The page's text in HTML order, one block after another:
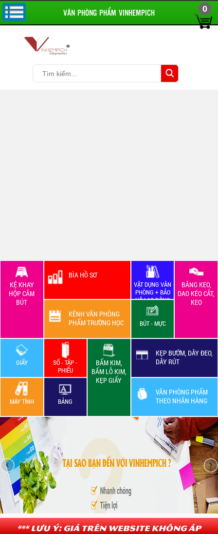
VĂN PHÒNG PHẨM VINHEMPICH
KỆ KHAY
HỘP CẮM
BÚT
BÌA HỒ SƠ
VẬT DỤNG VĂN
PHÒNG + BẢO
HỘ LAO ĐỘNG
BĂNG KEO,
DAO KÉO CẮT,
KEO
KÊNH VĂN PHÒNG
PHẨM TRƯỜNG HỌC
BÚT - MỰC
GIẤY
SỔ - TẬP -
PHIẾU
BẤM KIM,
BẤM LỖ KIM,
KẸP GIẤY
KẸP BƯỚM, DÂY ĐEO,
DÂY RÚT
VĂN PHÒNG PHẨM
THEO NHÃN HÀNG
MÁY TÍNH BẢNG
*** Lưu ý: Giá trên website không áp
0